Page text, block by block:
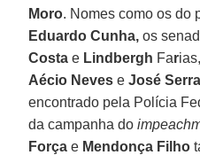
Moro. Nomes como os do
Eduardo Cunha, os
Costa e Lindbergh Far
Aécio Neves eJosé
encontrado pela Polícia
da campanha do
Força e Mendonça Filho